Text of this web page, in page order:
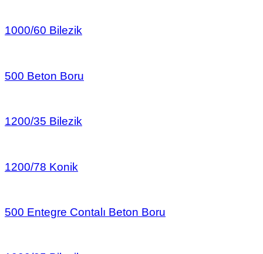
1000/60 Bilezik
500 Beton Boru
1200/35 Bilezik
1200/78 Konik
500 Entegre Contalı Beton Boru